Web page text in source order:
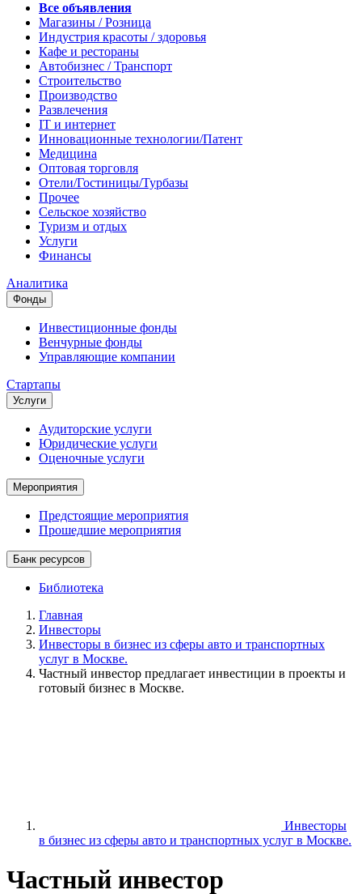
Все объявления
Магазины / Розница
Индустрия красоты / здоровья
Кафе и рестораны
Автобизнес / Транспорт
Строительство
Производство
Развлечения
IT и интернет
Инновационные технологии/Патент
Медицина
Оптовая торговля
Отели/Гостиницы/Турбазы
Прочее
Сельское хозяйство
Туризм и отдых
Услуги
Финансы
Аналитика
Фонды
Инвестиционные фонды
Венчурные фонды
Управляющие компании
Стартапы
Услуги
Аудиторские услуги
Юридические услуги
Оценочные услуги
Мероприятия
Предстоящие мероприятия
Прошедшие мероприятия
Банк ресурсов
Библиотека
Главная
Инвесторы
Инвесторы в бизнес из сферы авто и транспортных
услуг в Москве.
Частный инвестор предлагает инвестиции в проекты и
готовый бизнес в Москве.
Инвесторы
в бизнес из сферы авто и транспортных услуг в Москве.
Частный инвестор